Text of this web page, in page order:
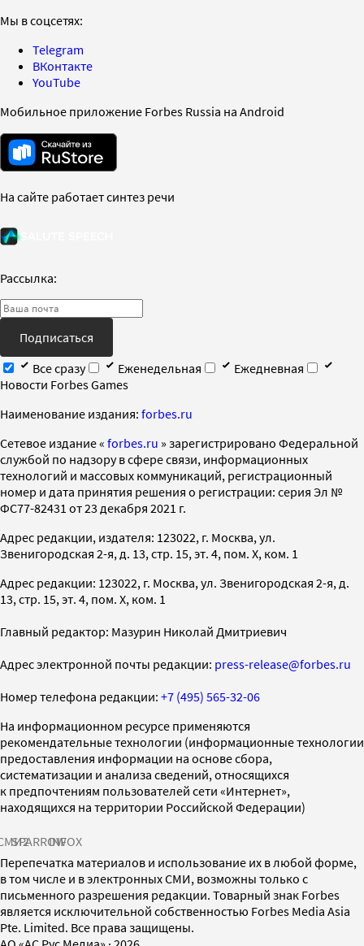
Мы в соцсетях:
Telegram
ВКонтакте
YouTube
Мобильное приложение Forbes Russia на Android
На сайте работает синтез речи
Рассылка:
Подписаться
Все сразу
Еженедельная
Ежедневная
Новости Forbes Games
Наименование издания: forbes.ru
Cетевое издание « forbes.ru » зарегистрировано Федеральной
службой по надзору в сфере связи, информационных
технологий и массовых коммуникаций, регистрационный
номер и дата принятия решения о регистрации: серия Эл №
ФС77-82431 от 23 декабря 2021 г.
Адрес редакции, издателя: 123022, г. Москва, ул.
Звенигородская 2-я, д. 13, стр. 15, эт. 4, пом. X, ком. 1
Адрес редакции: 123022, г. Москва, ул. Звенигородская 2-я, д.
13, стр. 15, эт. 4, пом. X, ком. 1
Главный редактор: Мазурин Николай Дмитриевич
Адрес электронной почты редакции: press-release@forbes.ru
Номер телефона редакции: +7 (495) 565-32-06
На информационном ресурсе применяются
рекомендательные технологии (информационные технологии
предоставления информации на основе сбора,
систематизации и анализа сведений, относящихся
к предпочтениям пользователей сети «Интернет»,
находящихся на территории Российской Федерации)
SPARROWINFOX
Перепечатка материалов и использование их в любой форме,
в том числе и в электронных СМИ, возможны только с
письменного разрешения редакции. Товарный знак Forbes
является исключительной собственностью Forbes Media Asia
Pte. Limited. Все права защищены.